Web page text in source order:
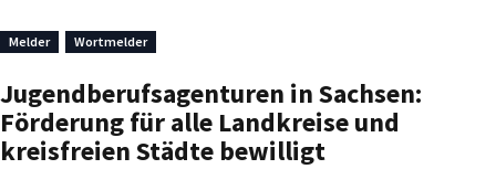
Melder Wortmelder
Jugendberufsagenturen in Sachsen:
Förderung für alle Landkreise und
kreisfreien Städte bewilligt